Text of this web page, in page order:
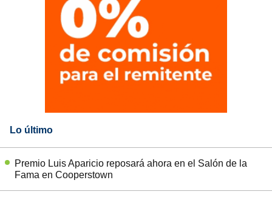
Lo último
Premio Luis Aparicio reposará ahora en el Salón de la
Fama en Cooperstown